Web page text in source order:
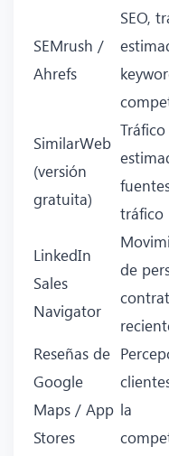
SEMrush /
Ahrefs
SEO,
SimilarWeb
(versión
gratuita)
tráfico
LinkedIn
Sales
Navigator
de
Reseñas de
Google
Maps / App
Stores
la